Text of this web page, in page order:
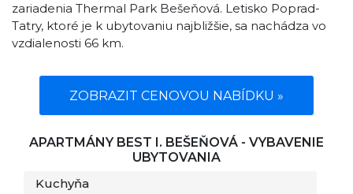
zariadenia Thermal Park Bešeňová. Letisko Poprad-
Tatry, ktoré je k ubytovaniu najbližšie, sa nachádza vo
vzdialenosti 66 km.
ZOBRAZIT CENOVOU NABÍDKU »
APARTMÁNY BEST I. BEŠEŇOVÁ - VYBAVENIE
UBYTOVANIA
Kuchyňa